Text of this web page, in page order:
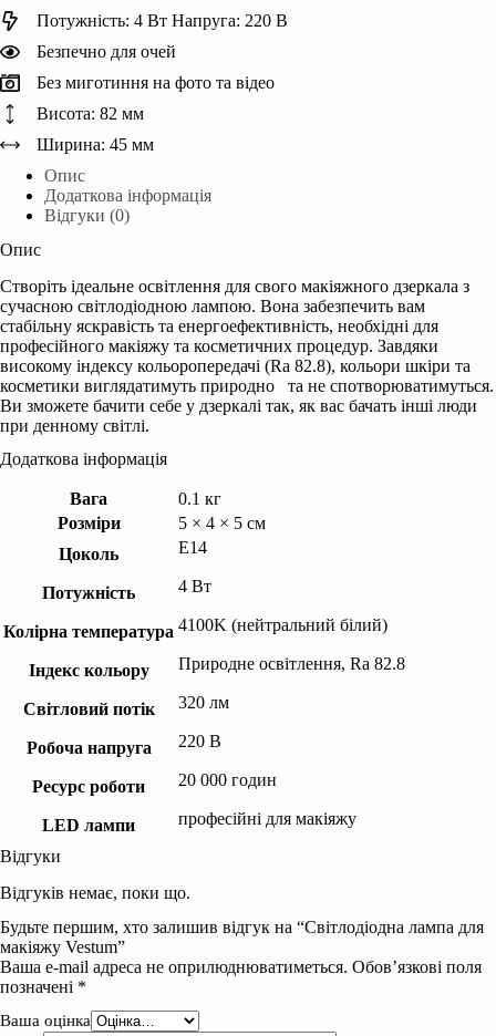
Потужність: 4 Вт Напруга: 220 В
Безпечно для очей
Без миготиння на фото та відео
Висота: 82 мм
Ширина: 45 мм
Опис
Додаткова інформація
Відгуки (0)
Опис
Створіть ідеальне освітлення для свого макіяжного дзеркала з
сучасною світлодіодною лампою. Вона забезпечить вам
стабільну яскравість та енергоефективність, необхідні для
професійного макіяжу та косметичних процедур. Завдяки
високому індексу кольоропередачі (Rа 82.8), кольори шкіри та
косметики виглядатимуть природно та не спотворюватимуться.
Ви зможете бачити себе у дзеркалі так, як вас бачать інші люди
при денному світлі.
Додаткова інформація
Вага
0.1 кг
Розміри
5 × 4 × 5 см
Цоколь
Е14
Потужність 4 Вт
Колірна температура 4100K (нейтральний білий)
Індекс кольору Природне освітлення, Rа 82.8
Світловий потік 320 лм
Робоча напруга 220 В
Ресурс роботи 20 000 годин
LED лампи
професійні для макіяжу
Відгуки
Відгуків немає, поки що.
Будьте першим, хто залишив відгук на “Світлодіодна лампа для
макіяжу Vestum”
Ваша e-mail адреса не оприлюднюватиметься. Обов’язкові поля
позначені *
Ваша оцінка